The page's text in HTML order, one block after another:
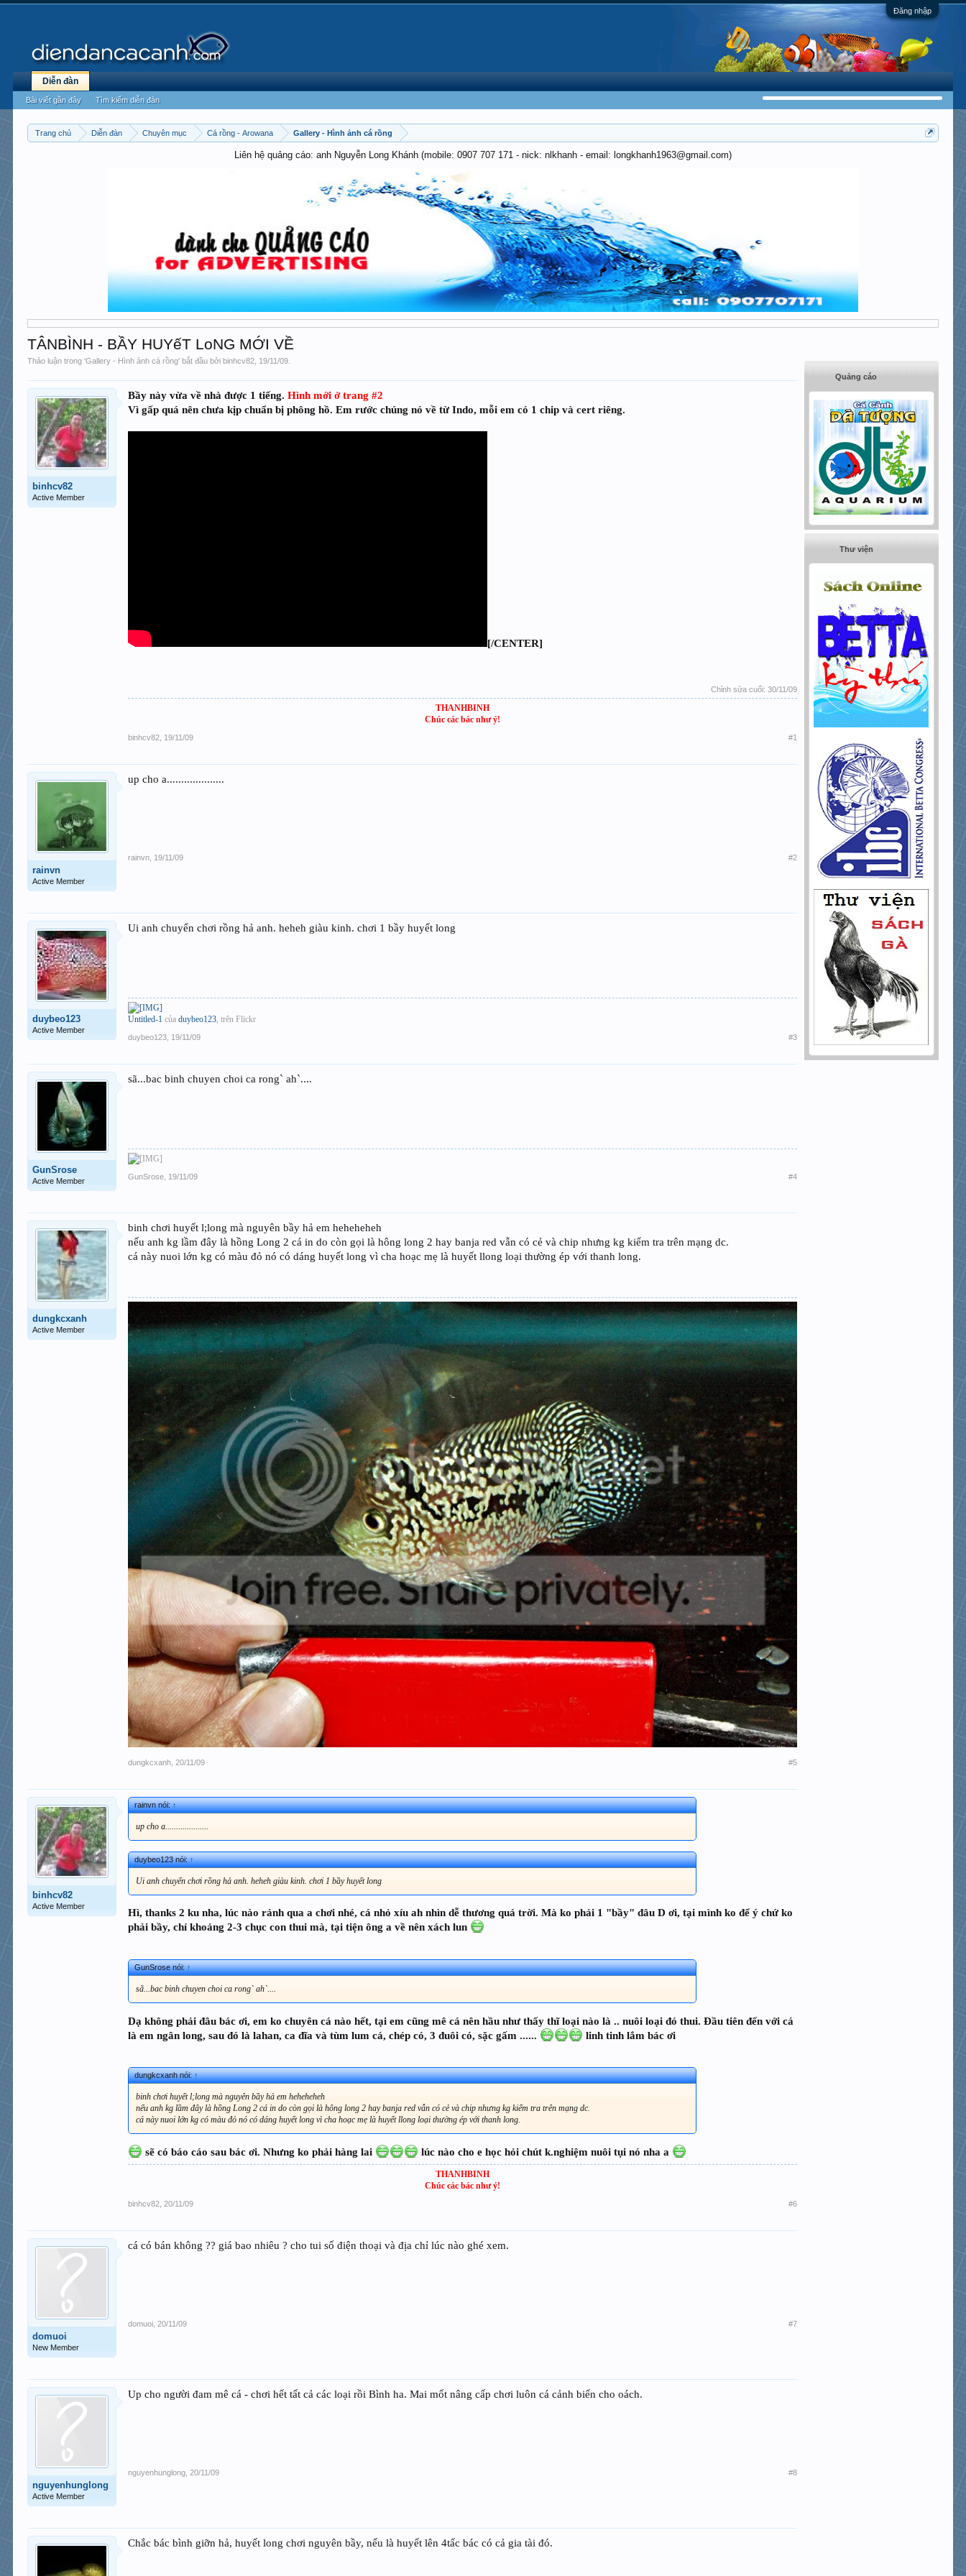
Đăng nhập
Trang chủ Diễn đàn Chuyên mục Cá rồng - Arowana Gallery - Hình ảnh cá rồng
Liên hệ quảng cáo: anh Nguyễn Long Khánh (mobile: 0907 707 171 - nick: nlkhanh - email: longkhanh1963@gmail.com)
TÂNBÌNH - BẦY HUYếT LoNG MỚI VỀ
Thảo luận trong 'Gallery - Hình ảnh cá rồng' bắt đầu bởibinhcv82 19/11/09
binhcv82
Active Member
Bầy này vừa về nhà được 1 tiếng.Hình mới ở trang #2
Vì gấp quá nên chưa kịp chuẩn bị phông hồ. Em rước chúng nó về từ Indo, mỗi em có 1 chip và cert riêng.
[/CENTER]
Chỉnh sửa cuối: 30/11/09
THANHBINH
Chúc các bác như ý!
binhcv82 19/11/09 #1
rainvn
Active Member
up cho a....................
rainvn 19/11/09 #2
duybeo123
Active Member
Ui anh chuyển chơi rồng hả anh. heheh giàu kinh. chơi 1 bầy huyết long
Untitled-1 củaduybeo123, trên Flickr
duybeo123 19/11/09 #3
GunSrose
Active Member
sã...bac binh chuyen choi ca rong` ah`....
GunSrose 19/11/09 #4
dungkcxanh
Active Member
binh chơi huyết l;long mà nguyên bầy hả em heheheheh
nếu anh kg lầm đây là hồng Long 2 cá in do còn gọi là hông long 2 hay banja red vẫn có cẻ và chip nhưng kg kiểm tra trên mạng dc.
cá này nuoi lớn kg có màu đỏ nó có dáng huyết long vì cha hoạc mẹ là huyết llong loại thường ép với thanh long.
dungkcxanh 20/11/09 #5
binhcv82
Active Member
rainvn nói:↑
up cho a....................
duybeo123 nói:↑
Ui anh chuyển chơi rồng hả anh. heheh giàu kinh. chơi 1 bầy huyết long
Hì, thanks 2 ku nha, lúc nào rảnh qua a chơi nhé, cá nhỏ xíu ah nhìn dễ thương quá trời. Mà ko phải 1 "bầy" đâu D ơi, tại mình ko để ý chứ ko
phải bầy, chỉ khoảng 2-3 chục con thui mà, tại tiện ông a về nên xách lun
GunSrose nói:↑
sã...bac binh chuyen choi ca rong` ah`....
Dạ không phải đâu bác ơi, em ko chuyên cá nào hết, tại em cũng mê cá nên hầu như thấy thĩ loại nào là .. nuôi loại đó thui. Đầu tiên đến với cá
là em ngân long, sau đó là lahan, ca đĩa và tùm lum cá, chép có, 3 đuôi có, sặc gấm ......
linh tinh lắm bác ơi
dungkcxanh nói:↑
binh chơi huyết l;long mà nguyên bầy hả em heheheheh
nếu anh kg lầm đây là hồng Long 2 cá in do còn gọi là hông long 2 hay banja red vẫn có cẻ và chip nhưng kg kiểm tra trên mạng dc.
cá này nuoi lớn kg có màu đỏ nó có dáng huyết long vì cha hoạc mẹ là huyết llong loại thường ép với thanh long.
sẽ có báo cáo sau bác ơi. Nhưng ko phải hàng lai lúc nào cho e học hỏi chút k.nghiệm nuôi tụi nó nha a
THANHBINH
Chúc các bác như ý!
binhcv82 20/11/09 #6
domuoi
New Member
cá có bán không ?? giá bao nhiêu ? cho tui số điện thoại và địa chỉ lúc nào ghé xem.
domuoi 20/11/09 #7
nguyenhunglong
Active Member
Up cho người đam mê cá - chơi hết tất cả các loại rồi Bình ha. Mai mốt nâng cấp chơi luôn cá cảnh biển cho oách.
nguyenhunglong 20/11/09 #8
Chắc bác bình giỡn hả, huyết long chơi nguyên bầy, nếu là huyết lên 4tấc bác có cả gia tài đó.
Quảng cáo
Thư viện
Diễn đàn
Bài viết gần đây Tìm kiếm diễn đàn